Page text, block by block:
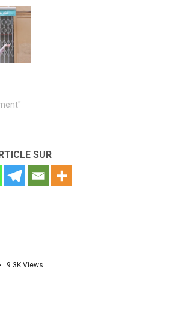
SUR
9.3K Views